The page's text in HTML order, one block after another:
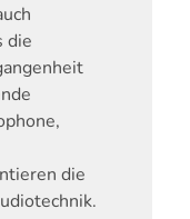
die
die